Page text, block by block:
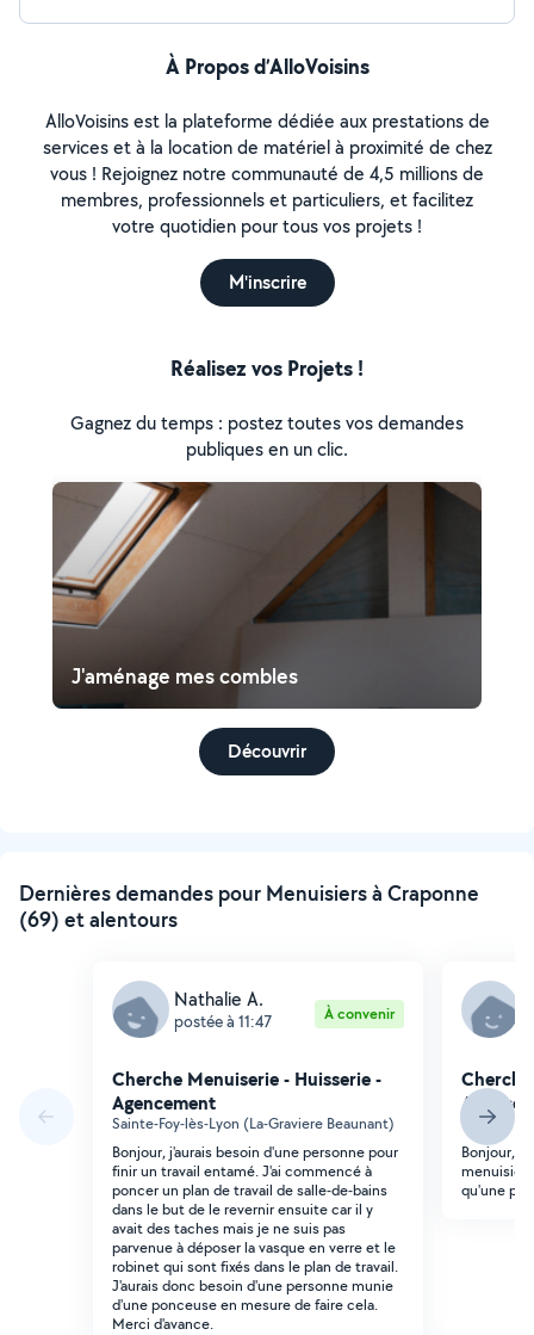
À Propos d’AlloVoisins
AlloVoisins est la plateforme dédiée aux prestations de
services et à la location de matériel à proximité de chez
vous ! Rejoignez notre communauté de 4,5 millions de
membres, professionnels et particuliers, et facilitez
votre quotidien pour tous vos projets !
M'inscrire
Réalisez vos Projets !
Gagnez du temps : postez toutes vos demandes
publiques en un clic.
J'aménage mes combles
Découvrir
Dernières demandes pour Menuisiers à Craponne
(69) et alentours
Nathalie A.
postée à 11:47 À convenir
Cherche Menuiserie - Huisserie -
Agencement
Sainte-Foy-lès-Lyon (La-Graviere Beaunant)
Bonjour, j'aurais besoin d'une personne pour
finir un travail entamé. J'ai commencé à
poncer un plan de travail de salle-de-bains
dans le but de le revernir ensuite car il y
avait des taches mais je ne suis pas
parvenue à déposer la vasque en verre et le
robinet qui sont fixés dans le plan de travail.
J'aurais donc besoin d'une personne munie
d'une ponceuse en mesure de faire cela.
Merci d'avance.
Brindas
Bonjour,
menuisier
qu'une